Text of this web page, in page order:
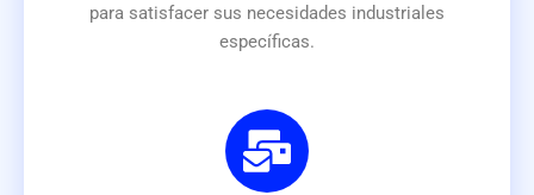
para satisfacer sus necesidades industriales
específicas.